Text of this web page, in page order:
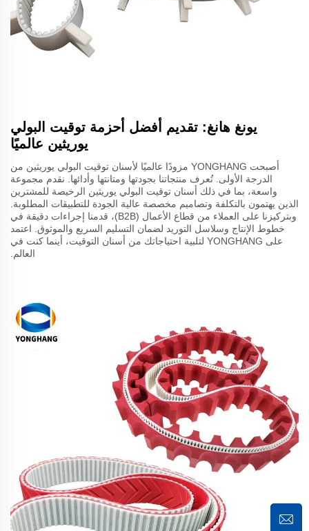
يونغ هانغ: تقديم أفضل أحزمة توقيت البولي
يوريثين عالميًا
أصبحت YONGHANG مزودًا عالميًا لأسنان توقيت البولي يوريثين من
الدرجة الأولى. تُعرف منتجاتنا بجودتها ومتانتها وأدائها. نقدم مجموعة
واسعة، بما في ذلك أسنان توقيت البولي يوريثين الرخيصة للمشترين
الذين يهتمون بالتكلفة وتصاميم مخصصة عالية الجودة للتطبيقات المطلوبة.
وبتركيزنا على العملاء من قطاع الأعمال (B2B)، قدمنا إجراءات دقيقة في
خطوط الإنتاج وسلاسل التوريد لضمان التسليم السريع والموثوق. اعتمد
على YONGHANG لتلبية احتياجاتك من أسنان التوقيت، أينما كنت في
العالم.